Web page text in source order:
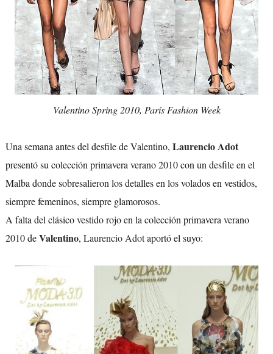
Valentino Spring 2010, París Fashion Week
Una semana antes del desfile de Valentino, Laurencio Adot
presentó su colección primavera verano 2010 con un desfile en el
Malba donde sobresalieron los detalles en los volados en vestidos,
siempre femeninos, siempre glamorosos.
A falta del clásico vestido rojo en la colección primavera verano
2010 deValentino, Laurencio Adotaportó el suyo: